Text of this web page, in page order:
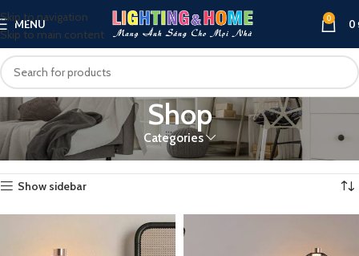
Skip to navigation
Skip to main content
MENU 0 0
Shop
Categories
Trang chủ Shop Hiển thị 1–12 của 1380 kết quả
Show sidebar